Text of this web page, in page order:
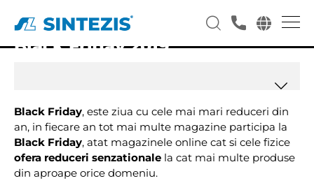
Black Friday 2019
Black Friday, este ziua cu cele mai mari reduceri din
an, in fiecare an tot mai multe magazine participa la
Black Friday, atat magazinele online cat si cele fizice
ofera reduceri senzationale la cat mai multe produse
din aproape orice domeniu.